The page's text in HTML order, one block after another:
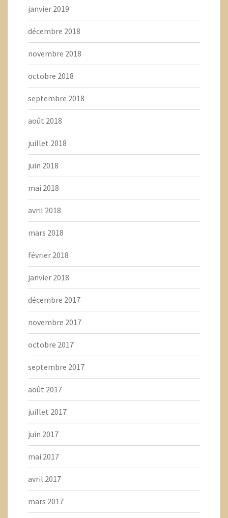
janvier 2019
décembre 2018
novembre 2018
octobre 2018
septembre 2018
août 2018
juillet 2018
juin 2018
mai 2018
avril 2018
mars 2018
février 2018
janvier 2018
décembre 2017
novembre 2017
octobre 2017
septembre 2017
août 2017
juillet 2017
juin 2017
mai 2017
avril 2017
mars 2017